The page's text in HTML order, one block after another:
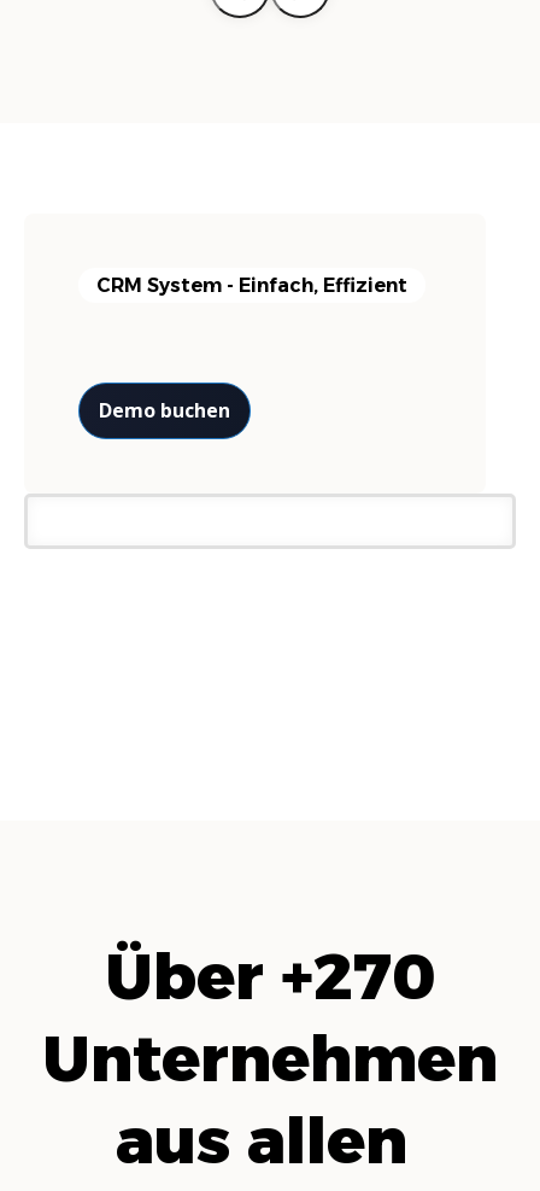
CRM System - Einfach, Effizient
Demo buchen
Über +270
Unternehmen
aus allen